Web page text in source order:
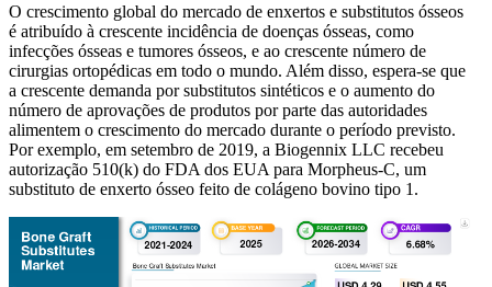
O crescimento global do mercado de enxertos e substitutos ósseos
é atribuído à crescente incidência de doenças ósseas, como
infecções ósseas e tumores ósseos, e ao crescente número de
cirurgias ortopédicas em todo o mundo. Além disso, espera-se que
a crescente demanda por substitutos sintéticos e o aumento do
número de aprovações de produtos por parte das autoridades
alimentem o crescimento do mercado durante o período previsto.
Por exemplo, em setembro de 2019, a Biogennix LLC recebeu
autorização 510(k) do FDA dos EUA para Morpheus-C, um
substituto de enxerto ósseo feito de colágeno bovino tipo 1.